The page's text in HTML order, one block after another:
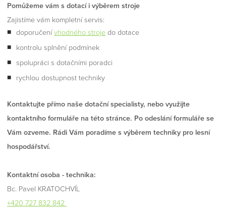
Pomůžeme vám s dotací i výběrem stroje
Zajistíme vám kompletní servis:
doporučenívhodného stroje do dotace
kontrolu splnění podmínek
spolupráci s dotačními poradci
rychlou dostupnost techniky
Kontaktujte přímo naše dotační specialisty, nebo využijte
kontaktního formuláře na této stránce. Po odeslání formuláře se
Vám ozveme. Rádi Vám poradíme s výběrem techniky pro lesní
hospodářství.
Kontaktní osoba - technika:
Bc. Pavel KRATOCHVÍL
+420 727 832 842